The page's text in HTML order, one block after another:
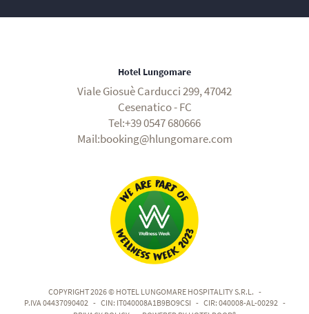
Hotel Lungomare
Viale Giosuè Carducci 299, 47042
Cesenatico - FC
Tel:+39 0547 680666
Mail:booking@hlungomare.com
COPYRIGHT 2026 © HOTEL LUNGOMARE HOSPITALITY S.R.L. -
P.IVA 04437090402 - CIN: IT040008A1B9BO9CSI - CIR: 040008-AL-00292 -